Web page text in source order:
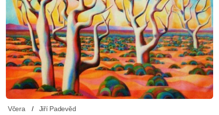
Včera Jiří Padevěd